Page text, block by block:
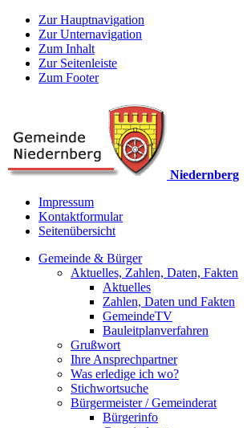
Zur Hauptnavigation
Zur Unternavigation
Zum Inhalt
Zur Seitenleiste
Zum Footer
Niedernberg
Impressum
Kontaktformular
Seitenübersicht
Gemeinde & Bürger
Aktuelles, Zahlen, Daten, Fakten
Aktuelles
Zahlen, Daten und Fakten
GemeindeTV
Bauleitplanverfahren
Grußwort
Ihre Ansprechpartner
Was erledige ich wo?
Stichwortsuche
Bürgermeister / Gemeinderat
Bürgerinfo